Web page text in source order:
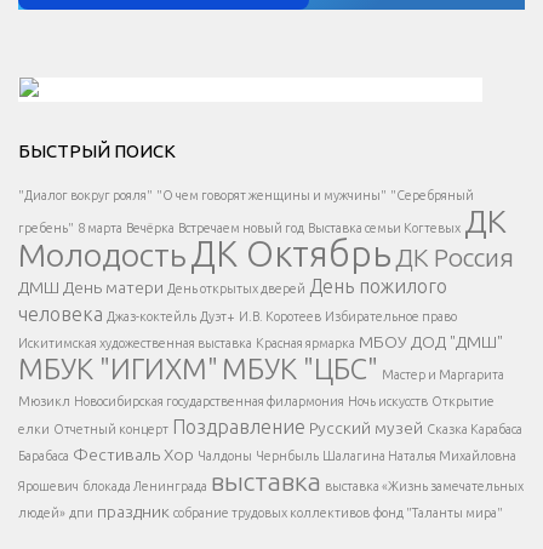
Есть вопрос?
Напишите нам
</span >
</div >
Написать
</button >
</div >
</div > </div >
БЫСТРЫЙ ПОИСК
"Диалог вокруг рояля" "О чем говорят женщины и мужчины" "Серебряный
гребень" 8 марта Вечёрка Встречаем новый год Выставка семьи Когтевых ДК
МолодостьДК Октябрь ДК Россия
ДМШ День матери День открытых дверей День пожилого
человека Джаз-коктейль Дуэт+ И.В. Коротеев Избирательное право
Искитимская художественная выставка Красная ярмарка МБОУ ДОД "ДМШ"
МБУК "ИГИХМ" МБУК "ЦБС" Мастер и Маргарита
Мюзикл Новосибирская государственная филармония Ночь искусств Открытие
елки Отчетный концерт Поздравление Русский музей Сказка Карабаса
Барабаса ФестивальХор Чалдоны Чернбыль Шалагина Наталья Михайловна
Ярошевич блокада Ленинграда выставка выставка «Жизнь замечательных
людей» дпи праздник собрание трудовых коллективов фонд "Таланты мира"